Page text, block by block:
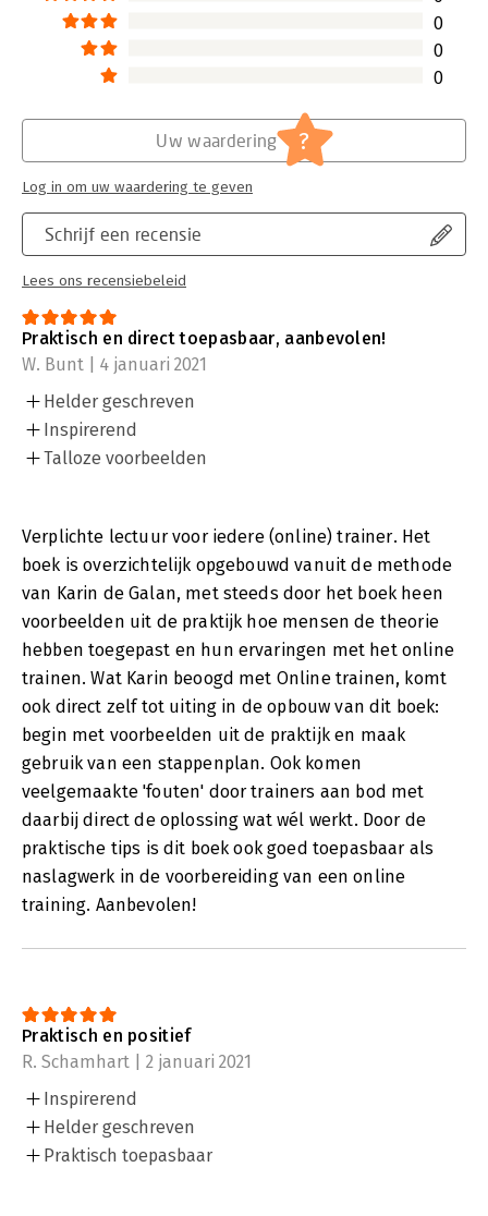
0
0
0
Schrijf een recensie
Lees ons recensiebeleid
Uw waardering ?
Log in om uw waardering te geven
Praktisch en direct toepasbaar, aanbevolen!
W. Bunt | 4 januari 2021
Helder geschreven
Inspirerend
Talloze voorbeelden
Verplichte lectuur voor iedere (online) trainer. Het
boek is overzichtelijk opgebouwd vanuit de methode
van Karin de Galan, met steeds door het boek heen
voorbeelden uit de praktijk hoe mensen de theorie
hebben toegepast en hun ervaringen met het online
trainen. Wat Karin beoogd met Online trainen, komt
ook direct zelf tot uiting in de opbouw van dit boek:
begin met voorbeelden uit de praktijk en maak
gebruik van een stappenplan. Ook komen
veelgemaakte 'fouten' door trainers aan bod met
daarbij direct de oplossing wat wél werkt. Door de
praktische tips is dit boek ook goed toepasbaar als
naslagwerk in de voorbereiding van een online
training. Aanbevolen!
Praktisch en positief
R. Schamhart | 2 januari 2021
Inspirerend
Helder geschreven
Praktisch toepasbaar